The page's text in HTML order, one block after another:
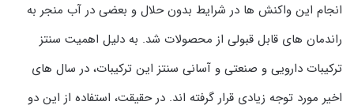
انجام این واکنش ها در شرایط بدون حلال و بعضی در آب منجر به
راندمان های قابل قبولی از محصولات شد. به دلیل اهمیت سنتز
ترکیبات دارویی و صنعتی و آسانی سنتز این ترکیبات، در سال های
اخیر مورد توجه زیادی قرار گرفته اند. در حقیقت، استفاده از این دو